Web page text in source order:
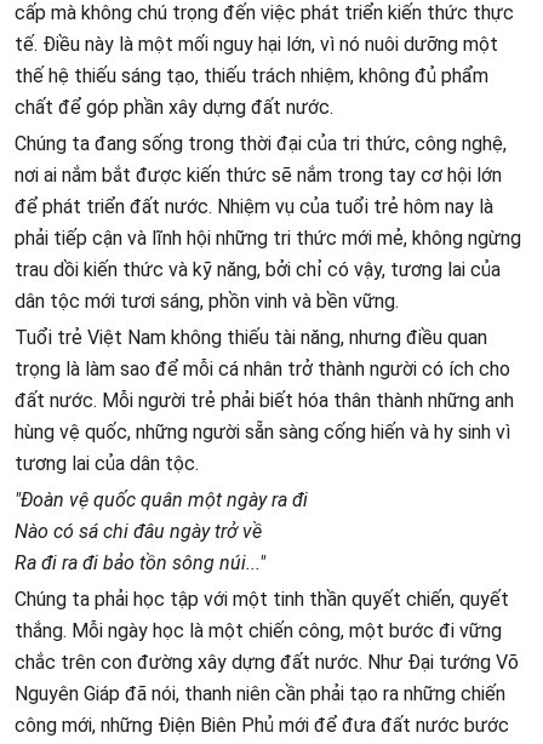
cấp mà không chú trọng đến việc phát triển kiến thức thực
tế. Điều này là một mối nguy hại lớn, vì nó nuôi dưỡng một
thế hệ thiếu sáng tạo, thiếu trách nhiệm, không đủ phẩm
chất để góp phần xây dựng đất nước.
Chúng ta đang sống trong thời đại của tri thức, công nghệ,
nơi ai nắm bắt được kiến thức sẽ nắm trong tay cơ hội lớn
để phát triển đất nước. Nhiệm vụ của tuổi trẻ hôm nay là
phải tiếp cận và lĩnh hội những tri thức mới mẻ, không ngừng
trau dồi kiến thức và kỹ năng, bởi chỉ có vậy, tương lai của
dân tộc mới tươi sáng, phồn vinh và bền vững.
Tuổi trẻ Việt Nam không thiếu tài năng, nhưng điều quan
trọng là làm sao để mỗi cá nhân trở thành người có ích cho
đất nước. Mỗi người trẻ phải biết hóa thân thành những anh
hùng vệ quốc, những người sẵn sàng cống hiến và hy sinh vì
tương lai của dân tộc.
"Đoàn vệ quốc quân một ngày ra đi
Nào có sá chi đâu ngày trở về
Ra đi ra đi bảo tồn sông núi..."
Chúng ta phải học tập với một tinh thần quyết chiến, quyết
thắng. Mỗi ngày học là một chiến công, một bước đi vững
chắc trên con đường xây dựng đất nước. Như Đại tướng Võ
Nguyên Giáp đã nói, thanh niên cần phải tạo ra những chiến
công mới, những Điện Biên Phủ mới để đưa đất nước bước